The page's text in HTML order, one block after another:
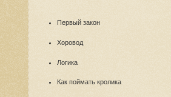
Первый закон
Хоровод
Логика
Как поймать кролика